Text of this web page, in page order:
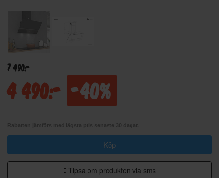
7 490:-
4 490:- -40%
Köp
Tipsa om produkten via sms